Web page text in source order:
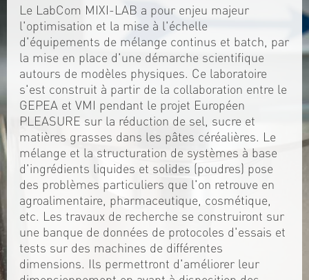
Le LabCom MIXI-LAB a pour enjeu majeur
l'optimisation et la mise à l'échelle
d'équipements de mélange continus et batch, par
la mise en place d'une démarche scientifique
autours de modèles physiques. Ce laboratoire
s'est construit à partir de la collaboration entre le
GEPEA et VMI pendant le projet Européen
PLEASURE sur la réduction de sel, sucre et
matières grasses dans les pâtes céréalières. Le
mélange et la structuration de systèmes à base
d'ingrédients liquides et solides (poudres) pose
des problèmes particuliers que l'on retrouve en
agroalimentaire, pharmaceutique, cosmétique,
etc. Les travaux de recherche se construiront sur
une banque de données de protocoles d'essais et
tests sur des machines de différentes
dimensions. Ils permettront d'améliorer leur